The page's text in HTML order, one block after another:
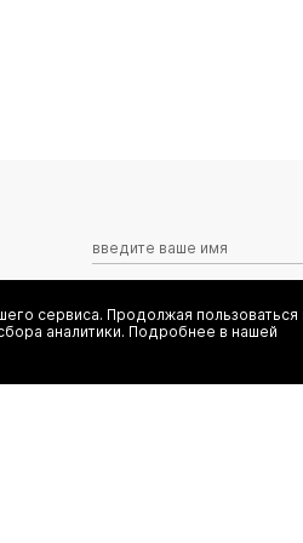
Я даю согласие на
сервиса. Продолжая
аналитики. Подробнее в нашей